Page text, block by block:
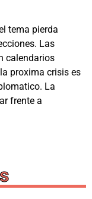
tema pierda
Las
calendarios
proxima crisis es
La
frente a